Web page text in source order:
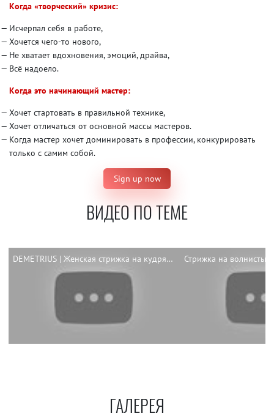
Когда «творческий» кризис:
Исчерпал себя в работе,
Хочется чего-то нового,
Не хватает вдохновения, эмоций, драйва,
Всё надоело.
Когда это начинающий мастер:
Хочет стартовать в правильной технике,
Хочет отличаться от основной массы мастеров.
Когда мастер хочет доминировать в профессии, конкурировать
только с самим собой.
Sign up now
ВИДЕО ПО ТЕМЕ
DEMETRIUS | Женская стрижка на кудрявые волосы
ГАЛЕРЕЯ